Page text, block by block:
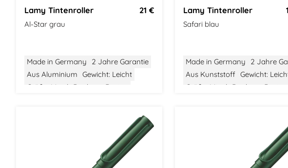
Lamy Tintenroller 21 €
Al-Star grau
Made in Germany
2 Jahre Garantie
Aus Aluminium Gewicht: Leicht
Größe: Mittel Bauhaus Design
Lamy Tintenroller
Safari blau
Made in Germany
2 Jahre
Aus Kunststoff Gewicht:
Größe: Mittel Bauhaus Design